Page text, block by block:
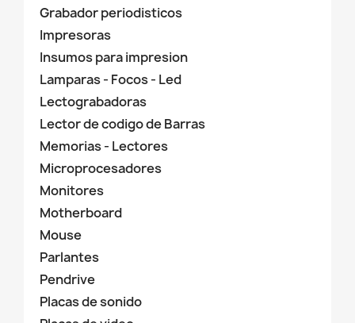
Grabador periodisticos
Impresoras
Insumos para impresion
Lamparas - Focos - Led
Lectograbadoras
Lector de codigo de Barras
Memorias - Lectores
Microprocesadores
Monitores
Motherboard
Mouse
Parlantes
Pendrive
Placas de sonido